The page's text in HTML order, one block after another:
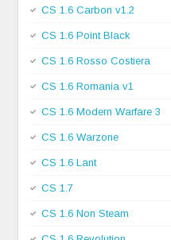
CS 1.6 Carbon v1.2
CS 1.6 Point Black
CS 1.6 Rosso Costiera
CS 1.6 Romania v1
CS 1.6 Modern Warfare 3
CS 1.6 Warzone
CS 1.6 Lant
CS 1.7
CS 1.6 Non Steam